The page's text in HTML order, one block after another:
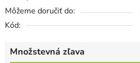
Môžeme doručiť do:
Kód:
Množstevná zľava